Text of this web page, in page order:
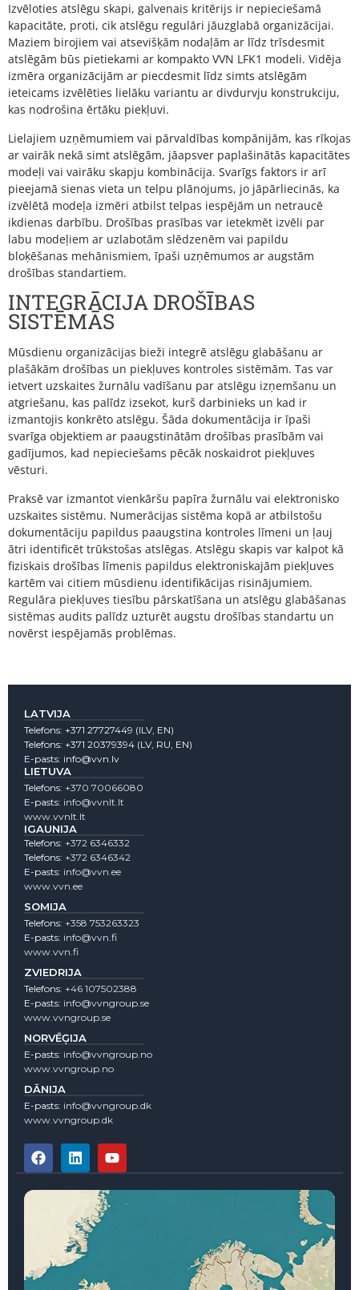
Izvēloties atslēgu skapi, galvenais kritērijs ir nepieciešamā
kapacitāte, proti, cik atslēgu regulāri jāuzglabā organizācijai.
Maziem birojiem vai atsevišķām nodaļām ar līdz trīsdesmit
atslēgām būs pietiekami ar kompakto VVN LFK1 modeli. Vidēja
izmēra organizācijām ar piecdesmit līdz simts atslēgām
ieteicams izvēlēties lielāku variantu ar divdurvju konstrukciju,
kas nodrošina ērtāku piekļuvi.
Lielajiem uzņēmumiem vai pārvaldības kompānijām, kas rīkojas
ar vairāk nekā simt atslēgām, jāapsver paplašinātās kapacitātes
modeļi vai vairāku skapju kombinācija. Svarīgs faktors ir arī
pieejamā sienas vieta un telpu plānojums, jo jāpārliecinās, ka
izvēlētā modeļa izmēri atbilst telpas iespējām un netraucē
ikdienas darbību. Drošības prasības var ietekmēt izvēli par
labu modeļiem ar uzlabotām slēdzenēm vai papildu
bloķēšanas mehānismiem, īpaši uzņēmumos ar augstām
drošības standartiem.
INTEGRĀCIJA DROŠĪBAS
SISTĒMĀS
Mūsdienu organizācijas bieži integrē atslēgu glabāšanu ar
plašākām drošības un piekļuves kontroles sistēmām. Tas var
ietvert uzskaites žurnālu vadīšanu par atslēgu izņemšanu un
atgriešanu, kas palīdz izsekot, kurš darbinieks un kad ir
izmantojis konkrēto atslēgu. Šāda dokumentācija ir īpaši
svarīga objektiem ar paaugstinātām drošības prasībām vai
gadījumos, kad nepieciešams pēcāk noskaidrot piekļuves
vēsturi.
Praksē var izmantot vienkāršu papīra žurnālu vai elektronisko
uzskaites sistēmu. Numerācijas sistēma kopā ar atbilstošu
dokumentāciju papildus paaugstina kontroles līmeni un ļauj
ātri identificēt trūkstošas atslēgas. Atslēgu skapis var kalpot kā
fiziskais drošības līmenis papildus elektroniskajām piekļuves
kartēm vai citiem mūsdienu identifikācijas risinājumiem.
Regulāra piekļuves tiesību pārskatīšana un atslēgu glabāšanas
sistēmas audits palīdz uzturēt augstu drošības standartu un
novērst iespējamās problēmas.
LATVIJA
Telefons: +371 27727449 (lLV, EN)
Telefons: +371 20379394 (LV, RU, EN)
E-pasts: info@vvn.lv
LIETUVA
Telefons: +370 70066080
E-pasts: info@vvnlt.lt
www.vvnlt.lt
IGAUNIJA
Telefons: +372 6346332
Telefons: +372 6346342
E-pasts: info@vvn.ee
www.vvn.ee
SOMIJA
Telefons: +358 753263323
E-pasts: info@vvn.fi
www.vvn.fi
ZVIEDRIJA
Telefons: +46 107502388
E-pasts: info@vvngroup.se
www.vvngroup.se
NORVĒĢIJA
E-pasts: info@vvngroup.no
www.vvngroup.no
DĀNIJA
E-pasts: info@vvngroup.dk
www.vvngroup.dk